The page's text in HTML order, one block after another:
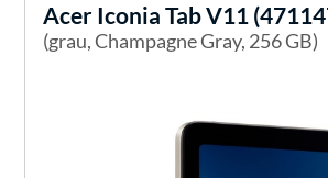
Acer Iconia Tab V11
(grau, Champagne Gray, 256 GB)